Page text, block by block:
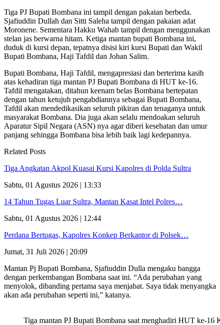
Tiga PJ Bupati Bombana ini tampil dengan pakaian berbeda.
Sjafiuddin Dullah dan Sitti Saleha tampil dengan pakaian adat
Moronene. Sementara Hakku Wahab tampil dengan menggunakan
stelan jas berwarna hitam. Ketiga mantan bupati Bombana ini,
duduk di kursi depan, tepatnya disisi kiri kursi Bupati dan Wakil
Bupati Bombana, Haji Tafdil dan Johan Salim.
Bupati Bombana, Haji Tafdil, mengapresiasi dan berterima kasih
atas kehadiran tiga mantan PJ Bupati Bombana di HUT ke-16.
Tafdil mengatakan, ditahun keenam belas Bombana bertepatan
dengan tahun ketujuh pengabdiannya sebagai Bupati Bombana,
Tafdil akan mendedikasikan seluruh pikiran dan tenaganya untuk
masyarakat Bombana. Dia juga akan selalu mendoakan seluruh
Aparatur Sipil Negara (ASN) nya agar diberi kesehatan dan umur
panjang sehingga Bombana bisa lebih baik lagi kedepannya.
Related Posts
Tiga Angkatan Akpol Kuasai Kursi Kapolres di Polda Sultra
Sabtu, 01 Agustus 2026 | 13:33
14 Tahun Tugas Luar Sultra, Mantan Kasat Intel Polres…
Sabtu, 01 Agustus 2026 | 12:44
Perdana Bertugas, Kapolres Konkep Berkantor di Polsek…
Jumat, 31 Juli 2026 | 20:09
Mantan Pj Bupati Bombana, Sjafiuddin Dulla mengaku bangga
dengan perkembangan Bombana saat ini. “Ada perubahan yang
menyolok, dibanding pertama saya menjabat. Saya tidak menyangka
akan ada perubahan seperti ini,” katanya.
Tiga mantan PJ Bupati Bombana saat menghadiri HUT ke-